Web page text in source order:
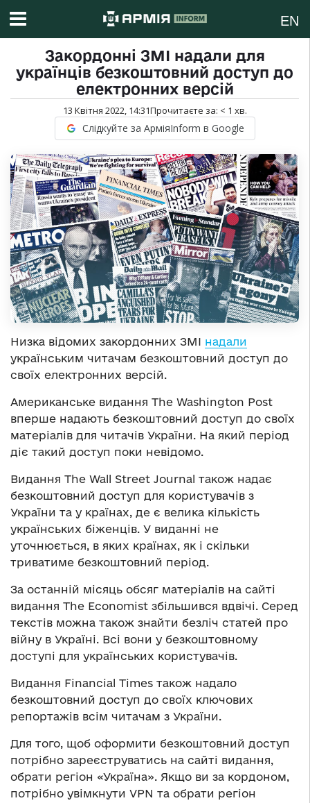
EN
Закордонні ЗМІ надали для
українців безкоштовний доступ до
електронних версій
13 Квітня 2022, 14:31Прочитаєте за: < 1 хв.
Слідкуйте за АрміяInform в Google
Низка відомих закордонних ЗМІ надали
українським читачам безкоштовний доступ до
своїх електронних версій.
Американське видання The Washington Post
вперше надають безкоштовний доступ до своїх
матеріалів для читачів України. На який період
діє такий доступ поки невідомо.
Видання The Wall Street Journal також надає
безкоштовний доступ для користувачів з
України та у країнах, де є велика кількість
українських біженців. У виданні не
уточнюється, в яких країнах, як і скільки
триватиме безкоштовний період.
За останній місяць обсяг матеріалів на сайті
видання The Economist збільшився вдвічі. Серед
текстів можна також знайти безліч статей про
війну в Україні. Всі вони у безкоштовному
доступі для українських користувачів.
Видання Financial Times також надало
безкоштовний доступ до своїх ключових
репортажів всім читачам з України.
Для того, щоб оформити безкоштовний доступ
потрібно зареєструватись на сайті видання,
обрати регіон «Україна». Якщо ви за кордоном,
потрібно увімкнути VPN та обрати регіон